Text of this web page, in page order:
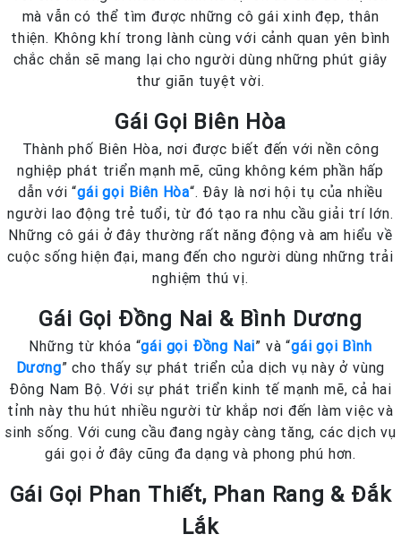
mà vẫn có thể tìm được những cô gái xinh đẹp, thân
thiện. Không khí trong lành cùng với cảnh quan yên bình
chắc chắn sẽ mang lại cho người dùng những phút giây
thư giãn tuyệt vời.
Gái Gọi Biên Hòa
Thành phố Biên Hòa, nơi được biết đến với nền công
nghiệp phát triển mạnh mẽ, cũng không kém phần hấp
dẫn với “gái gọi Biên Hòa“. Đây là nơi hội tụ của nhiều
người lao động trẻ tuổi, từ đó tạo ra nhu cầu giải trí lớn.
Những cô gái ở đây thường rất năng động và am hiểu về
cuộc sống hiện đại, mang đến cho người dùng những trải
nghiệm thú vị.
Gái Gọi Đồng Nai & Bình Dương
Những từ khóa “gái gọi Đồng Nai” và “gái gọi Bình
Dương” cho thấy sự phát triển của dịch vụ này ở vùng
Đông Nam Bộ. Với sự phát triển kinh tế mạnh mẽ, cả hai
tỉnh này thu hút nhiều người từ khắp nơi đến làm việc và
sinh sống. Với cung cầu đang ngày càng tăng, các dịch vụ
gái gọi ở đây cũng đa dạng và phong phú hơn.
Gái Gọi Phan Thiết, Phan Rang & Đắk
Lắk